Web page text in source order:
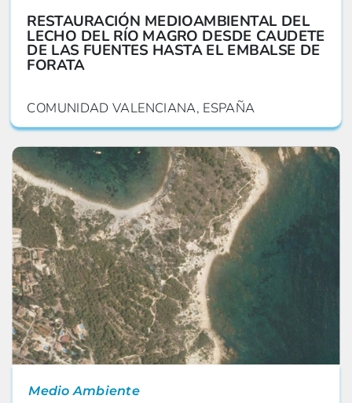
RESTAURACIÓN MEDIOAMBIENTAL DEL
LECHO DEL RÍO MAGRO DESDE CAUDETE
DE LAS FUENTES HASTA EL EMBALSE DE
FORATA
COMUNIDAD VALENCIANA, ESPAÑA
Medio Ambiente